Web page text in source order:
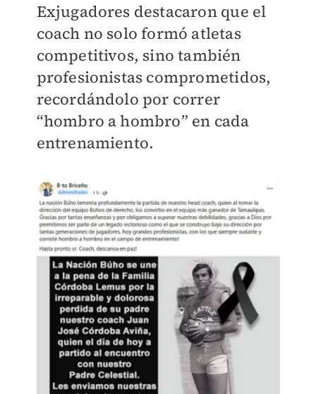
Exjugadores destacaron que el
coach no solo formó atletas
competitivos, sino también
profesionistas comprometidos,
recordándolo por correr
“hombro a hombro” en cada
entrenamiento.